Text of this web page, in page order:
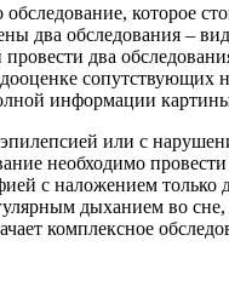
обследование, которое
два обследования –
два
информации
или с
необходимо
с наложением
дыханием во
комплексное